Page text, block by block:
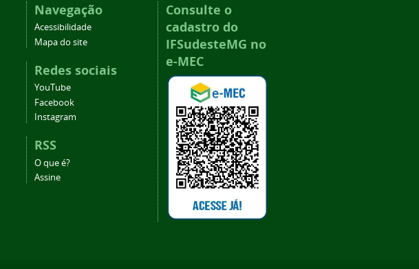
Navegação
Acessibilidade
Mapa do site
Redes sociais
YouTube
Facebook
Instagram
RSS
O que é?
Assine
Consulte o
cadastro do
IFSudesteMG no
e-MEC